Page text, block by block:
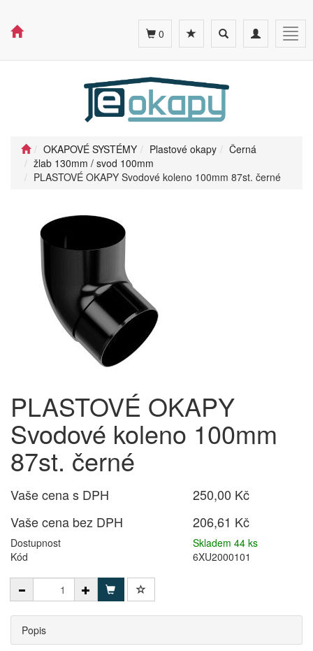
Toggle
navigation
Toggle
search
0
OKAPOVÉ SYSTÉMY Plastové okapy
Černá
žlab 130mm / svod 100mm
PLASTOVÉ OKAPY Svodové koleno 100mm 87st. černé
PLASTOVÉ OKAPY
Svodové koleno 100mm
87st. černé
Vaše cena s DPH
250,00 Kč
Vaše cena bez DPH
206,61 Kč
Dostupnost
Skladem 44 ks
Kód
6XU2000101
Popis